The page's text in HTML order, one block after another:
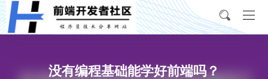
没有编程基础能学好前端吗？